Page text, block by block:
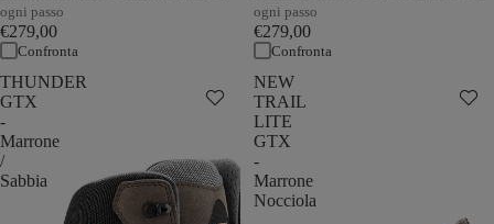
ogni passo
€279,00
Confronta
ogni passo
€279,00
Confronta
THUNDER
GTX
-
Marrone
/
Sabbia
NEW
TRAIL
LITE
GTX
-
Marrone
Nocciola